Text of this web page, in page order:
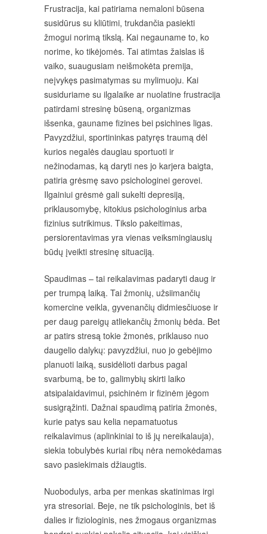
Frustracija, kai patiriama nemaloni būsena
susidūrus su kliūtimi, trukdančia pasiekti
žmogui norimą tikslą. Kai negauname to, ko
norime, ko tikėjomės. Tai atimtas žaislas iš
vaiko, suaugusiam neišmokėta premija,
neįvykęs pasimatymas su mylimuoju. Kai
susiduriame su ilgalaike ar nuolatine frustracija
patirdami stresinę būseną, organizmas
išsenka, gauname fizines bei psichines ligas.
Pavyzdžiui, sportininkas patyręs traumą dėl
kurios negalės daugiau sportuoti ir
nežinodamas, ką daryti nes jo karjera baigta,
patiria grėsmę savo psichologinei gerovei.
Ilgainiui grėsmė gali sukelti depresiją,
priklausomybę, kitokius psichologinius arba
fizinius sutrikimus. Tikslo pakeitimas,
persiorentavimas yra vienas veiksmingiausių
būdų įveikti stresinę situaciją.
Spaudimas – tai reikalavimas padaryti daug ir
per trumpą laiką. Tai žmonių, užsiimančių
komercine veikla, gyvenančių didmiesčiuose ir
per daug pareigų atliekančių žmonių bėda. Bet
ar patirs stresą tokie žmonės, priklauso nuo
daugelio dalykų: pavyzdžiui, nuo jo gebėjimo
planuoti laiką, susidėlioti darbus pagal
svarbumą, be to, galimybių skirti laiko
atsipalaidavimui, psichinėm ir fizinėm jėgom
susigrąžinti. Dažnai spaudimą patiria žmonės,
kurie patys sau kelia nepamatuotus
reikalavimus (aplinkiniai to iš jų nereikalauja),
siekia tobulybės kuriai ribų nėra nemokėdamas
savo pasiekimais džiaugtis.
Nuobodulys, arba per menkas skatinimas irgi
yra stresoriai. Beje, ne tik psichologinis, bet iš
dalies ir fiziologinis, nes žmogaus organizmas